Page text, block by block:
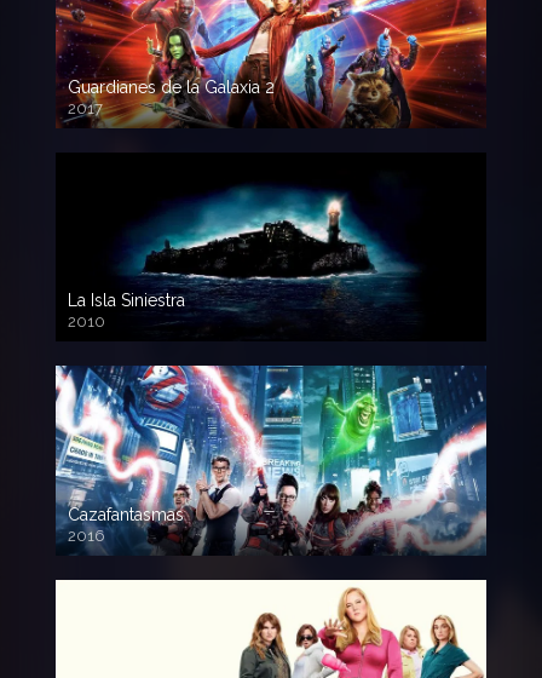
Guardianes de la Galaxia 2
2017
720p HD
La Isla Siniestra
2010
720p HD
Cazafantasmas
2016
720p HD